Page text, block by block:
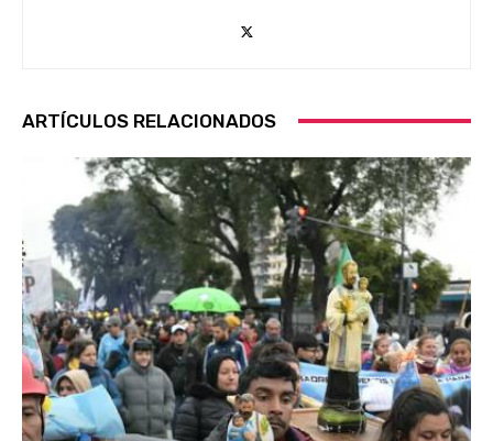
ARTÍCULOS RELACIONADOS